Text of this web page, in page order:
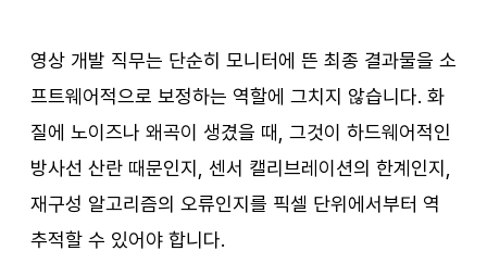
영상 개발 직무는 단순히 모니터에 뜬 최종 결과물을 소
프트웨어적으로 보정하는 역할에 그치지 않습니다. 화
질에 노이즈나 왜곡이 생겼을 때, 그것이 하드웨어적인
방사선 산란 때문인지, 센서 캘리브레이션의 한계인지,
재구성 알고리즘의 오류인지를 픽셀 단위에서부터 역
추적할 수 있어야 합니다.